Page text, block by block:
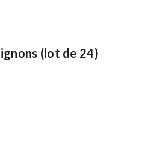
(lot de 24)